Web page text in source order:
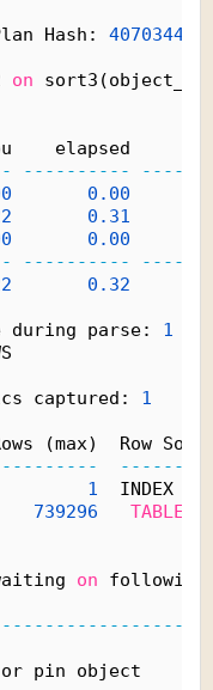
Hash:
on
elapsed
----------
0.00
0.31
0.00
----------
0.32
during parse: 1
captured: 1
(max)  Row
1 INDEX
739296 TABLE
on following
or pin